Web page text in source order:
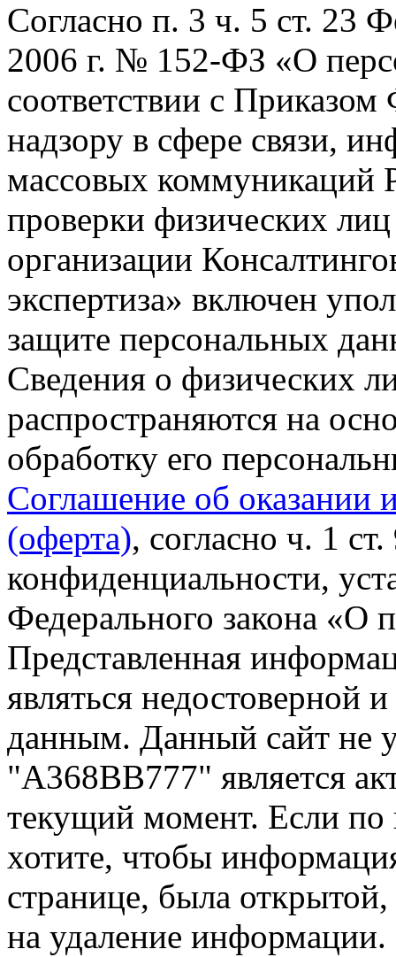
Согласно п. 3 ч. 5 ст. 23
2006 г. № 152-ФЗ «О
соответствии с
надзору в сфере связи,
массовых коммуникаций
проверки физических
организации
экспертиза» включен
защите персональных
Сведения о физических
распространяются на
обработку его
Соглашение об оказании
(оферта), согласно ч. 1
конфиденциальности,
Федерального закона «О
Представленная
являться недостоверной
данным. Данный сайт не
"А368ВВ777" является
текущий момент. Если
хотите, чтобы
странице, была открытой,
на удаление информации.